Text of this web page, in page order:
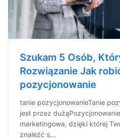
Szukam 5 Osób,
Rozwiązanie Jak
pozycjonowanie
tanie pozycjonowanieTanie
jest przez
marketingowa, dzięki której
znaleźć s...